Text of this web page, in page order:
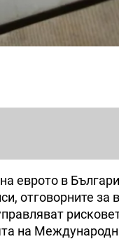
еврото в
отговорните
на